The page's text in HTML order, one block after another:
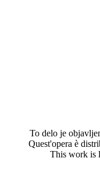
To delo je
Quest'opera è
This work is